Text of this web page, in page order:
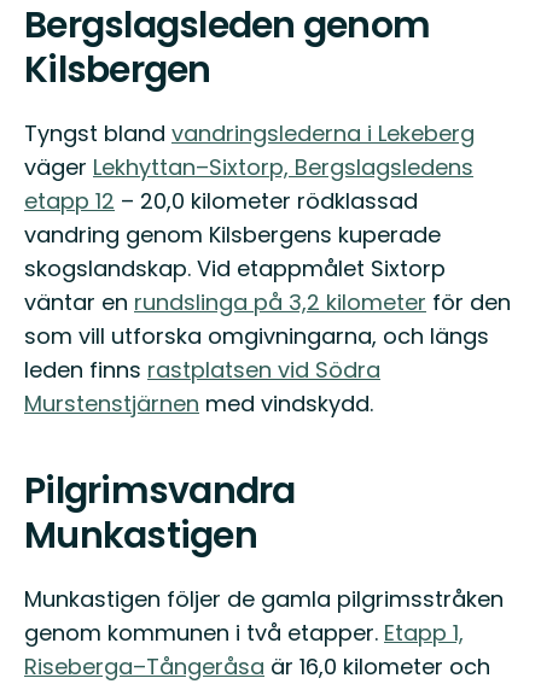
Bergslagsleden genom
Kilsbergen
Tyngst bland vandringslederna i Lekeberg
väger Lekhyttan–Sixtorp, Bergslagsledens
etapp 12 – 20,0 kilometer rödklassad
vandring genom Kilsbergens kuperade
skogslandskap. Vid etappmålet Sixtorp
väntar en rundslinga på 3,2 kilometer för den
som vill utforska omgivningarna, och längs
leden finns rastplatsen vid Södra
Murstenstjärnen med vindskydd.
Pilgrimsvandra
Munkastigen
Munkastigen följer de gamla pilgrimsstråken
genom kommunen i två etapper. Etapp 1,
Riseberga–Tångeråsa är 16,0 kilometer och